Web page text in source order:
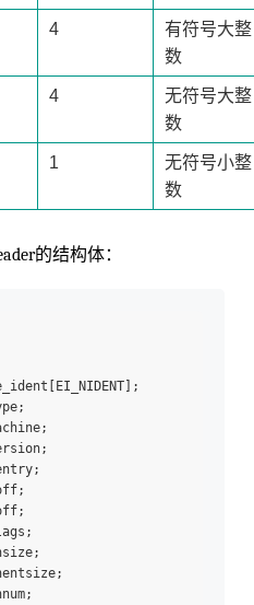
4
有符号大整
数
4
无符号大整
数
1
无符号小整
数
的结构体：